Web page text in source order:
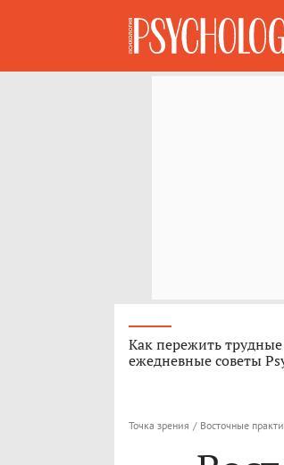
Как пережить
ежедневные советы
Точка зрения / Восточные